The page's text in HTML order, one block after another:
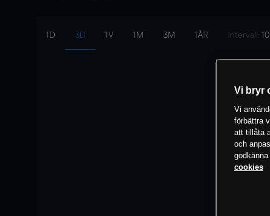
1D 3D 1V 1M 3M 1ÅR Intervall:
Vi bryr
Vi
förbättra
att tillåta
och
cookies